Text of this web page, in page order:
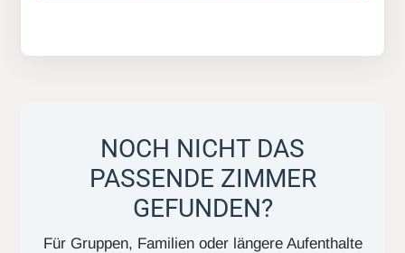
NOCH NICHT DAS
PASSENDE ZIMMER
GEFUNDEN?
Für Gruppen, Familien oder längere Aufenthalte